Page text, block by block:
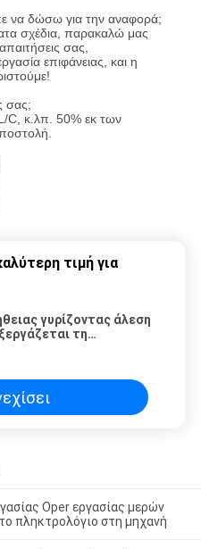
να δώσω για την αναφορά;
σχέδια, παρακαλώ μας
απαιτήσεις σας,
επιφάνειας, και η
σας;
C, κ.λπ. 50% εκ των
.
τιμή για
γυρίζοντας άλεση
τη
Oper εργασίας μερών
πληκτρολόγιο στη μηχανή